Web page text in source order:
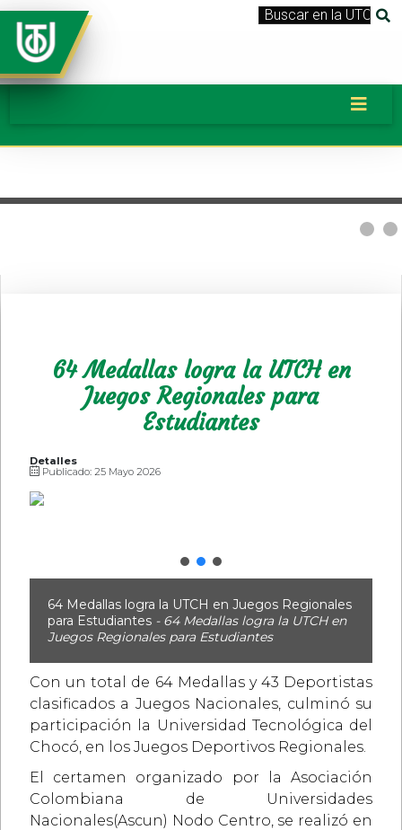
64 Medallas logra la UTCH en
Juegos Regionales para
Estudiantes
Detalles
Publicado: 25 Mayo 2026
64 Medallas logra la UTCH en Juegos Regionales
para Estudiantes - 64 Medallas logra la UTCH en
Juegos Regionales para Estudiantes
Con un total de 64 Medallas y 43 Deportistas
clasificados a Juegos Nacionales, culminó su
participación la Universidad Tecnológica del
Chocó, en los Juegos Deportivos Regionales.
El certamen organizado por la Asociación
Colombiana de Universidades
Nacionales(Ascun) Nodo Centro, se realizó en